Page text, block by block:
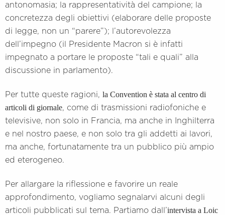
antonomasia; la rappresentatività del campione; la
concretezza degli obiettivi (elaborare delle proposte
di legge, non un “parere”); l’autorevolezza
dell’impegno (il Presidente Macron si è infatti
impegnato a portare le proposte “tali e quali” alla
discussione in parlamento).
Per tutte queste ragioni, la Convention è stata al centro di
articoli di giornale, come di trasmissioni radiofoniche e
televisive, non solo in Francia, ma anche in Inghilterra
e nel nostro paese, e non solo tra gli addetti ai lavori,
ma anche, fortunatamente tra un pubblico più ampio
ed eterogeneo.
Per allargare la riflessione e favorire un reale
approfondimento, vogliamo segnalarvi alcuni degli
articoli pubblicati sul tema. Partiamo dall’intervista a Loic